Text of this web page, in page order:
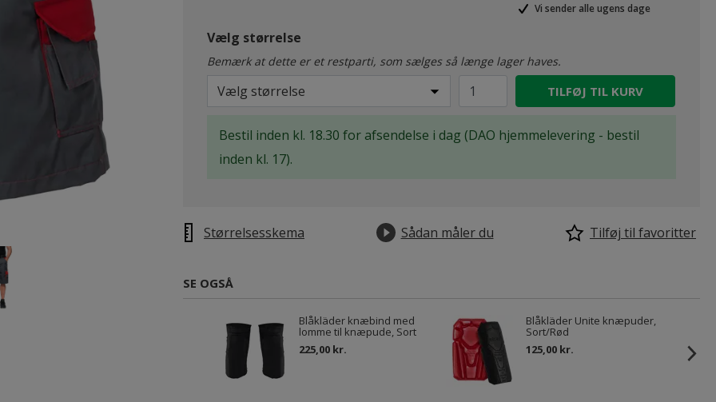
Vi sender alle ugens dage
Vælg størrelse
Bemærk at dette er et restparti, som sælges så længe lager haves.
Vælg størrelse TILFØJ TIL KURV
Bestil inden kl. 18.30 for afsendelse i dag (DAO hjemmelevering - bestil
inden kl. 17).
Størrelsesskema Sådan måler du Tilføj til favoritter
SE OGSÅ
Blåkläder knæbind med
lomme til knæpude, Sort
225,00 kr.
Blåkläder Unite knæpuder,
Sort/Rød
125,00 kr.